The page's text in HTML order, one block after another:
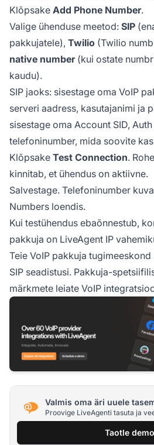
Klõpsake Add Phone Number.
Valige ühenduse meetod: SIP
pakkujatele), Twilio (Twilio
native number(kui ostate
kaudu).
SIP jaoks: sisestage oma VoIP
serveri aadress, kasutajanimi ja
sisestage oma Account SID,
telefoninumber, mida soovite
Klõpsake Test Connection.
kinnitab, et ühendus on aktiivne.
Salvestage. Telefoninumber
Numbers loendis.
Kui testühendus ebaõnnestub,
pakkuja on LiveAgent IP
Teie VoIP pakkuja
SIP seadistusi. Pakkuja-
märkmete leiate VoIP
Valmis oma äri uuele
Proovige LiveAgenti tasuta ja
Taotle